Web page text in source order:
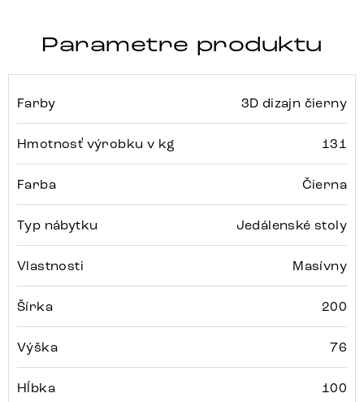
Parametre produktu
Farby 3D dizajn čierny
Hmotnosť výrobku v kg 131
Farba Čierna
Typ nábytku Jedálenské stoly
Vlastnosti Masívny
Šírka 200
Výška 76
Hĺbka 100